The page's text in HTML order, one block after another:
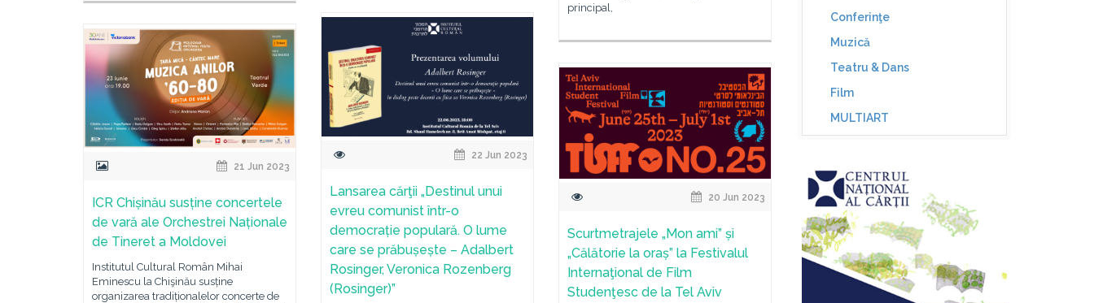
principal,
22 Jun 2023
Lansarea cărţii „Destinul unui
evreu comunist într-o
democrație populară. O lume
care se prăbușește – Adalbert
Rosinger, Veronica Rozenberg
(Rosinger)”
21 Jun 2023
ICR Chișinău susține concertele
de vară ale Orchestrei Naționale
de Tineret a Moldovei
Institutul Cultural Român Mihai
Eminescu la Chişinău susține
organizarea tradiționalelor concerte de
20 Jun 2023
Scurtmetrajele „Mon ami” și
„Călătorie la oraș” la Festivalul
Internaţional de Film
Studenţesc de la Tel Aviv
Conferinţe
Muzică
Teatru & Dans
Film
MULTIART